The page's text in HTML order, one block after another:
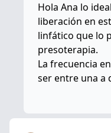
Hola Ana lo
liberación en
linfático que lo
presoterapia.
La frecuencia
ser entre una a